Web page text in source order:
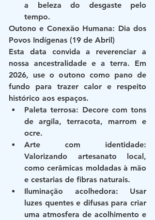
a beleza do desgaste pelo
tempo.
Outono e Conexão Humana: Dia dos
Povos Indígenas (19 de Abril)
Esta data convida a reverenciar a
nossa ancestralidade e a terra. Em
2026, use o outono como pano de
fundo para trazer calor e respeito
histórico aos espaços.
Paleta terrosa: Decore com tons
de argila, terracota, marrom e
ocre.
Arte com identidade:
Valorizando artesanato local,
como cerâmicas moldadas à mão
e cestarias de fibras naturais.
Iluminação acolhedora: Usar
luzes quentes e difusas para criar
uma atmosfera de acolhimento e